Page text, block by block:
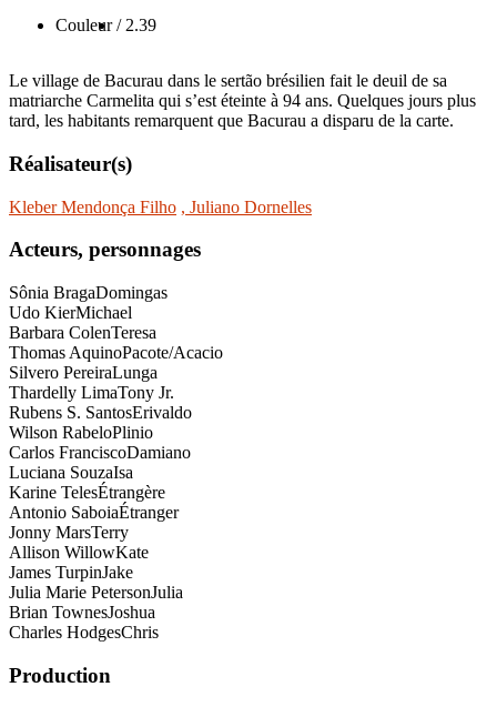
Couleur / 2.39
Le village de Bacurau dans le sertão brésilien fait le deuil de sa
matriarche Carmelita qui s’est éteinte à 94 ans. Quelques jours plus
tard, les habitants remarquent que Bacurau a disparu de la carte.
Réalisateur(s)
Kleber Mendonça Filho , Juliano Dornelles
Acteurs, personnages
Sônia BragaDomingas
Udo KierMichael
Barbara ColenTeresa
Thomas AquinoPacote/Acacio
Silvero PereiraLunga
Thardelly LimaTony Jr.
Rubens S. SantosErivaldo
Wilson RabeloPlinio
Carlos FranciscoDamiano
Luciana SouzaIsa
Karine TelesÉtrangère
Antonio SaboiaÉtranger
Jonny MarsTerry
Allison WillowKate
James TurpinJake
Julia Marie PetersonJulia
Brian TownesJoshua
Charles HodgesChris
Production